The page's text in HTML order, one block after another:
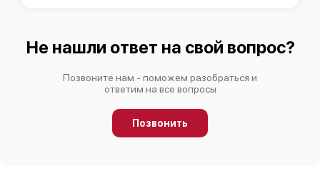
Не нашли ответ на свой вопрос?
Позвоните нам - поможем разобраться и
ответим на все вопросы
Позвонить